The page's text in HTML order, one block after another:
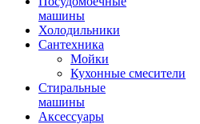
машины
Холодильники
Сантехника
Мойки
Кухонные смесители
Стиральные
машины
Аксессуары